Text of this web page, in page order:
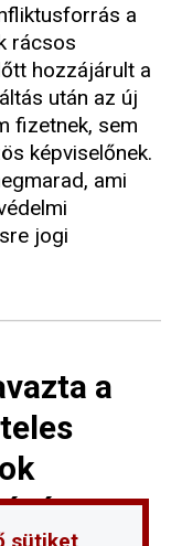
a
rácsos
hozzájárult a
után az új
fizetnek, sem
képviselőnek.
ami
jogi
a